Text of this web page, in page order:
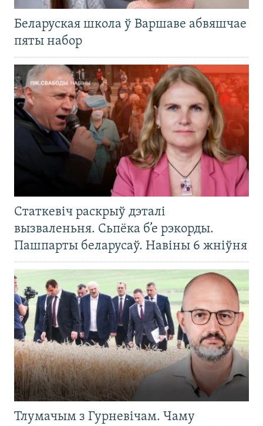
Беларуская школа ў Варшаве абвяшчае
пяты набор
Статкевіч раскрыў дэталі
вызваленьня. Сьпёка б’е рэкорды.
Пашпарты беларусаў. Навіны 6 жніўня
Тлумачым з Гурневічам. Чаму